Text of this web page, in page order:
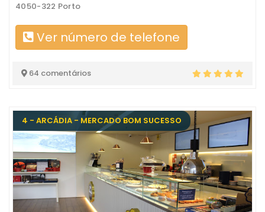
4050-322 Porto
Ver número de telefone
64 comentários
4 - ARCÁDIA - MERCADO BOM SUCESSO